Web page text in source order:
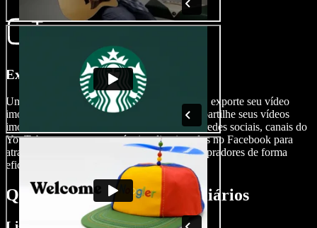
Exporte Seu Vídeo
Uma vez que sua obra-prima esteja completa, exporte seu vídeo
imobiliário com apenas alguns cliques. Compartilhe seus vídeos
imobiliários profissionais em plataformas de redes sociais, canais do
YouTube ou use-os em anúncios direcionados no Facebook para
atrair novos clientes e engajar potenciais compradores de forma
eficaz.
Quando Usar Vídeos Imobiliários